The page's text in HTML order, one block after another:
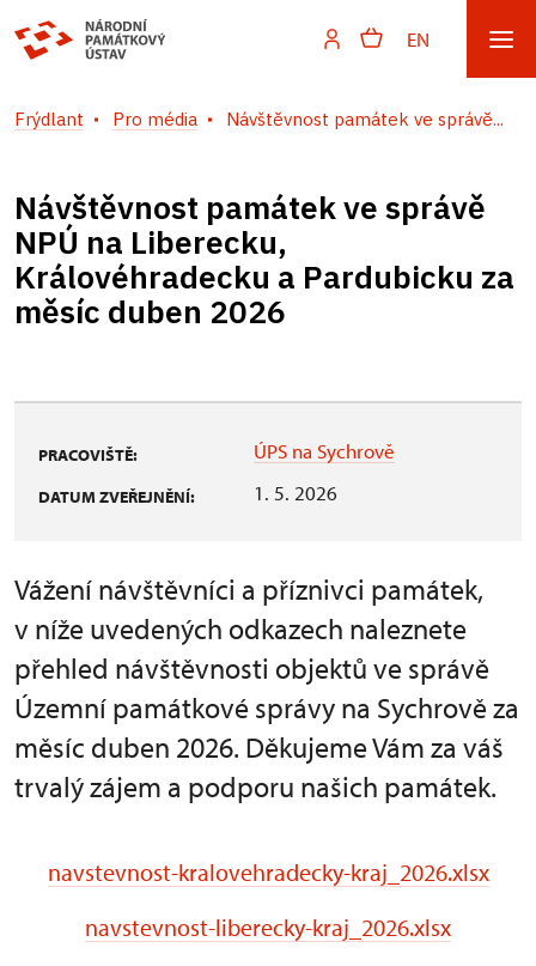
EN
Frýdlant Pro média Návštěvnost památek ve správě...
Návštěvnost památek ve správě
NPÚ na Liberecku,
Královéhradecku a Pardubicku za
měsíc duben 2026
PRACOVIŠTĚ: ÚPS na Sychrově
DATUM ZVEŘEJNĚNÍ: 1. 5. 2026
Vážení návštěvníci a příznivci památek,
v níže uvedených odkazech naleznete
přehled návštěvnosti objektů ve správě
Územní památkové správy na Sychrově za
měsíc duben 2026. Děkujeme Vám za váš
trvalý zájem a podporu našich památek.
navstevnost-kralovehradecky-kraj_2026.xlsx
navstevnost-liberecky-kraj_2026.xlsx